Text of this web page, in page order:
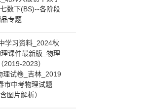
数下(BS)--各阶段
专题
学习资料_2024秋
课件最新版_物理
2019-2023）
理试卷_吉林_2019
市中考物理试题
图片解析）